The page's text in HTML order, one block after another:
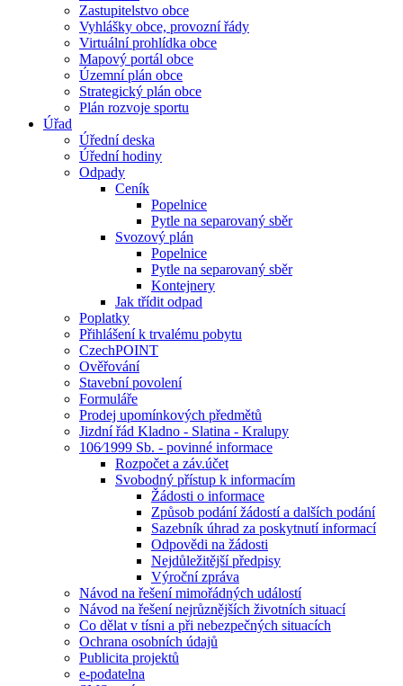
Zastupitelstvo obce
Vyhlášky obce, provozní řády
Virtuální prohlídka obce
Mapový portál obce
Územní plán obce
Strategický plán obce
Plán rozvoje sportu
Úřad
Úřední deska
Úřední hodiny
Odpady
Ceník
Popelnice
Pytle na separovaný sběr
Svozový plán
Popelnice
Pytle na separovaný sběr
Kontejnery
Jak třídit odpad
Poplatky
Přihlášení k trvalému pobytu
CzechPOINT
Ověřování
Stavební povolení
Formuláře
Prodej upomínkových předmětů
Jizdní řád Kladno - Slatina - Kralupy
106⁄1999 Sb. - povinné informace
Rozpočet a záv.účet
Svobodný přístup k informacím
Žádosti o informace
Způsob podání žádostí a dalších podání
Sazebník úhrad za poskytnutí informací
Odpovědi na žádosti
Nejdůležitější předpisy
Výroční zpráva
Návod na řešení mimořádných událostí
Návod na řešení nejrůznějších životních situací
Co dělat v tísni a při nebezpečných situacích
Ochrana osobních údajů
Publicita projektů
e-podatelna